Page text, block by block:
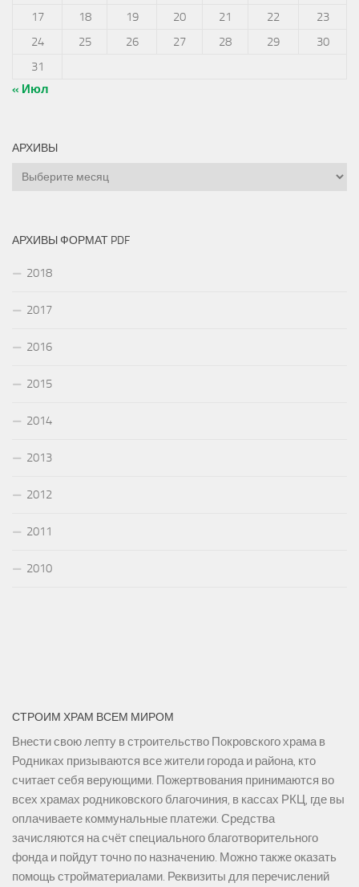
17
18 19 20 21 22
23
24
25 26 27 28 29
30
31
« Июл
АРХИВЫ
Архивы
АРХИВЫ ФОРМАТ PDF
2018
2017
2016
2015
2014
2013
2012
2011
2010
СТРОИМ ХРАМ ВСЕМ МИРОМ
Внести свою лепту в строительство Покровского храма в
Родниках призываются все жители города и района, кто
считает себя верующими. Пожертвования принимаются во
всех храмах родниковского благочиния, в кассах РКЦ, где вы
оплачиваете коммунальные платежи. Средства
зачисляются на счёт специального благотворительного
фонда и пойдут точно по назначению. Можно также оказать
помощь стройматериалами. Реквизиты для перечислений